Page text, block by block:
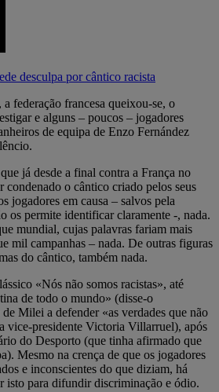
desculpa por cântico racista
federação francesa queixou-se, o
e alguns – poucos – jogadores
de equipa de Enzo Fernández
já desde a final contra a França no
o cântico criado pelos seus
jogadores em causa – salvos pela
os permite identificar claramente -, nada.
mundial, cujas palavras fariam mais
mil campanhas – nada. De outras figuras
do cântico, também nada.
«Nós não somos racistas», até
de todo o mundo» (disse-o
Milei a defender «as verdades que não
vice-presidente Victoria Villarruel), após
do Desporto (que tinha afirmado que
Mesmo na crença de que os jogadores
e inconscientes do que diziam, há
isto para difundir discriminação e ódio.